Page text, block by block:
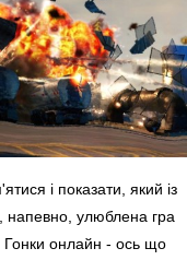
і показати, який із
напевно, улюблена гра
Гонки онлайн - ось що